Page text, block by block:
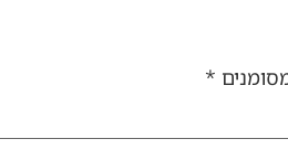
*